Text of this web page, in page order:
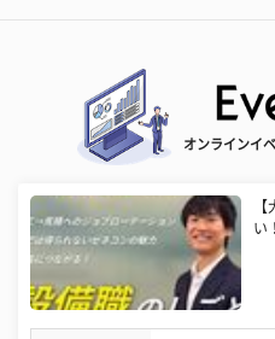
オンラインイ
い